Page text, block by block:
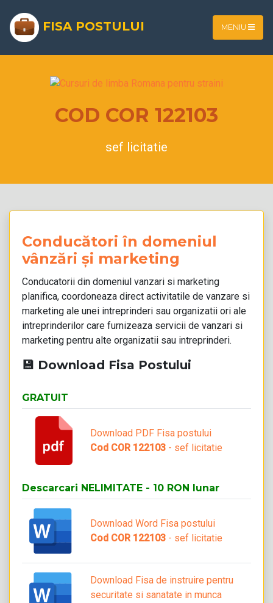
FISA POSTULUI MENIU
COD COR 122103
sef licitatie
Conducători în domeniul
vânzări și marketing
Conducatorii din domeniul vanzari si marketing
planifica, coordoneaza direct activitatile de vanzare si
marketing ale unei intreprinderi sau organizatii ori ale
intreprinderilor care furnizeaza servicii de vanzari si
marketing pentru alte organizatii sau intreprinderi.
💾 Download Fisa Postului
GRATUIT
Download PDF Fisa postului
Cod COR 122103 - sef licitatie
Descarcari NELIMITATE - 10 RON lunar
Download Word Fisa postului
Cod COR 122103 - sef licitatie
Download Fisa de instruire pentru
securitate si sanatate in munca